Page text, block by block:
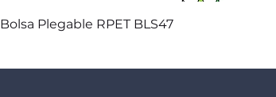
Vista rápida
Bolsa Plegable RPET BLS47